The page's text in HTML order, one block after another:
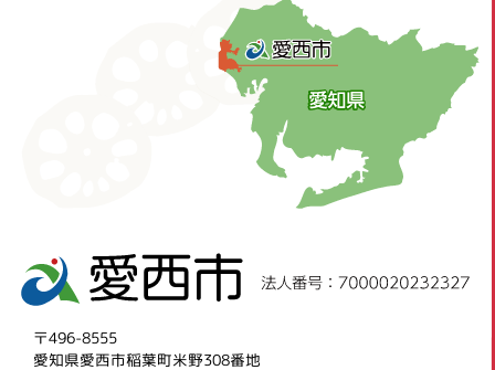
〒496-8555
愛知県愛西市稲葉町米野308番地